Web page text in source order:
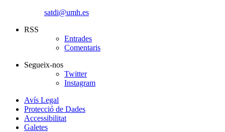
satdi@umh.es
RSS
Entrades
Comentaris
Segueix-nos
Twitter
Instagram
Avís Legal
Protecció de Dades
Accessibilitat
Galetes